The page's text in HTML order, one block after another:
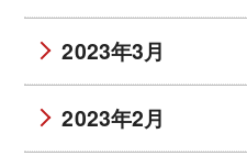
2023年3月
2023年2月